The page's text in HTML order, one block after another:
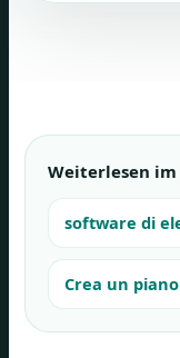
Weiterlesen
software di
Crea un